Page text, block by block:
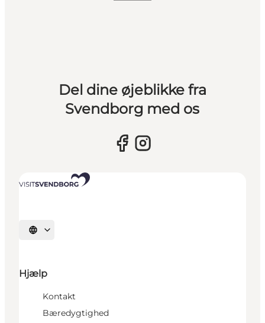
Del dine øjeblikke fra
Svendborg med os
Vælg sprog
Hjælp
Kontakt
Bæredygtighed